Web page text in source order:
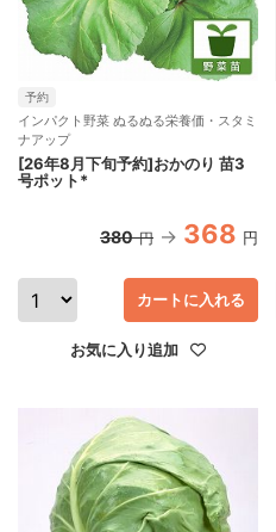
予約
インパクト野菜 ぬるぬる栄養価・スタミ
ナアップ
[26年8月下旬予約]おかのり 苗3
号ポット*
380 円 368 円
お気に入り追加
カートに入れる